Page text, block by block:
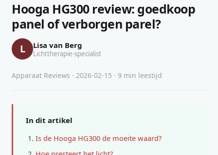
Hooga HG300 review: goedkoop
panel of verborgen parel?
L Lisa van Berg
Lichttherapie-specialist
Apparaat Reviews · 2026-02-15 · 9 min leestijd
In dit artikel
Is de Hooga HG300 de moeite waard?